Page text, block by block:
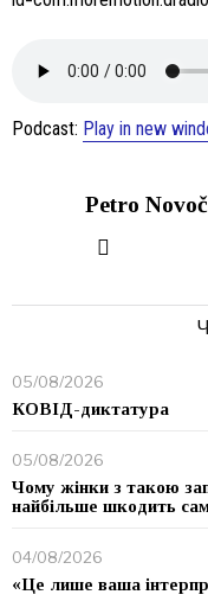
Podcast: Play in new
Petro
05/08/2026
КОВІД-диктатура
05/08/2026
Чому жінки з такою
найбільше шкодить
04/08/2026
«Це лише ваша